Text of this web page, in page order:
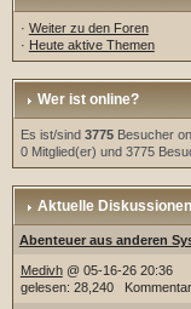
· Weiter zu den Foren
· Heute aktive Themen
Wer ist online?
Es ist/sind 3775Besucher
0 Mitglied(er) und 3775
Aktuelle Diskussionen
Abenteuer aus anderen
Medivh@ 05-16-26 20:36
gelesen: 28,240